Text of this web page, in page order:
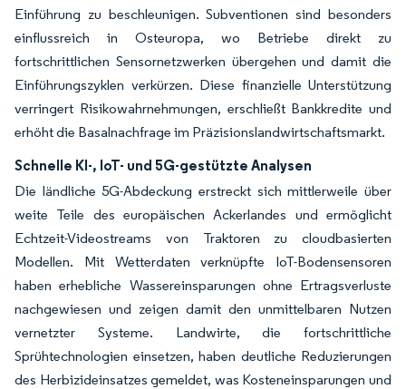
Einführung zu beschleunigen. Subventionen sind besonders
einflussreich in Osteuropa, wo Betriebe direkt zu
fortschrittlichen Sensornetzwerken übergehen und damit die
Einführungszyklen verkürzen. Diese finanzielle Unterstützung
verringert Risikowahrnehmungen, erschließt Bankkredite und
erhöht die Basalnachfrage im Präzisionslandwirtschaftsmarkt.
Schnelle KI-, IoT- und 5G-gestützte Analysen
Die ländliche 5G-Abdeckung erstreckt sich mittlerweile über
weite Teile des europäischen Ackerlandes und ermöglicht
Echtzeit-Videostreams von Traktoren zu cloudbasierten
Modellen. Mit Wetterdaten verknüpfte IoT-Bodensensoren
haben erhebliche Wassereinsparungen ohne Ertragsverluste
nachgewiesen und zeigen damit den unmittelbaren Nutzen
vernetzter Systeme. Landwirte, die fortschrittliche
Sprühtechnologien einsetzen, haben deutliche Reduzierungen
des Herbizideinsatzes gemeldet, was Kosteneinsparungen und